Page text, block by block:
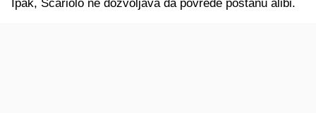
Ipak, Scariolo ne dozvoljava da povrede postanu alibi.